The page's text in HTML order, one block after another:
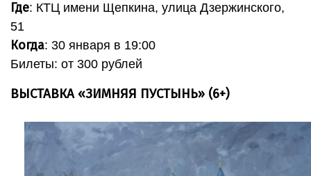
Где: КТЦ имени Щепкина, улица Дзержинского,
51
Когда: 30 января в 19:00
Билеты: от 300 рублей
ВЫСТАВКА «ЗИМНЯЯ ПУСТЫНЬ» (6+)